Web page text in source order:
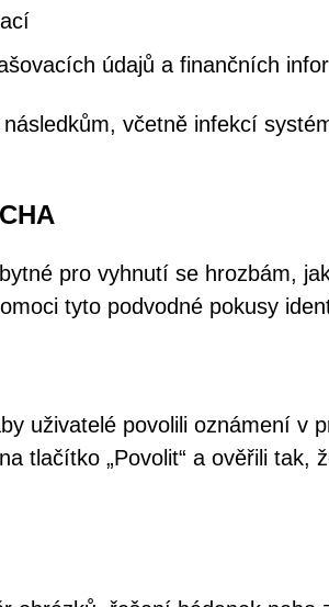
údajů a finančních
včetně infekcí
pro vyhnutí se hrozbám,
tyto podvodné pokusy
uživatelé povolili oznámení v
tlačítko „Povolit“ a ověřili tak,